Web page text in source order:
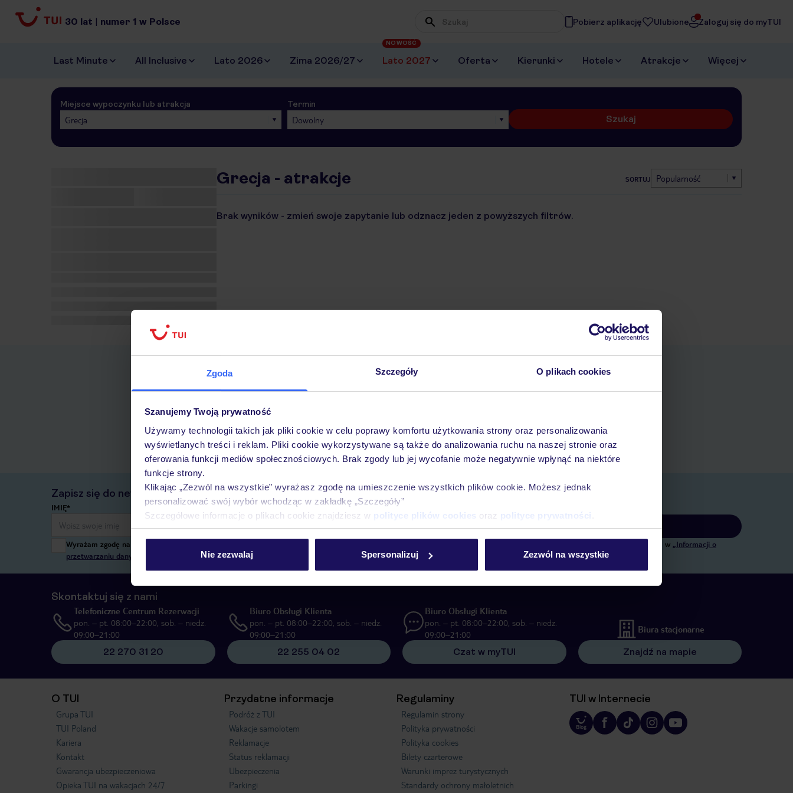
Zgoda Szczegóły O plikach cookies
Szanujemy Twoją prywatność
Używamy technologii takich jak pliki cookie w celu poprawy komfortu użytkowania strony oraz personalizowania
wyświetlanych treści i reklam. Pliki cookie wykorzystywane są także do analizowania ruchu na naszej stronie oraz
oferowania funkcji mediów społecznościowych. Brak zgody lub jej wycofanie może negatywnie wpłynąć na niektóre
funkcje strony.
Klikając „Zezwól na wszystkie” wyrażasz zgodę na umieszczenie wszystkich plików cookie. Możesz jednak
personalizować swój wybór wchodząc w zakładkę „Szczegóły”
Szczegółowe informacje o plikach cookie znajdziesz w polityce plików cookies oraz polityce prywatności
Nie zezwalaj Spersonalizuj Zezwól na wszystkie
30 lat | numer 1 w Polsce Pobierz aplikację Ulubione Zaloguj się do myTUI
Last Minute All Inclusive Lato 2026 Zima 2026/27 Lato 2027
NOWOŚĆ
Oferta Kierunki Hotele Atrakcje Więcej
Miejsce wypoczynku lub atrakcja
Grecja
Termin
Dowolny Szukaj
Grecja - atrakcje SORTUJ Popularność
Brak wyników - zmień swoje zapytanie lub odznacz jeden z powyższych filtrów.
Pobierz bezpłatną aplikację TUI
Szybkie wyszukiwanie i przeglądanie ofert
Kontakt z TUI i wszystkie informacje o Twojej rezerwacji w myTUI
Zapisz się do newslettera
IMIĘ* E-MAIL*
Zapisz się
Wyrażam zgodę na przetwarzanie danych osobowych przez TUI Poland Sp. z o.o. i TUI Poland Dystrybucja Sp. z o.o. w celach marketingowych, w zakresie oraz celu wskazanym w „Informacji o
przetwarzaniu danych osobowych”
, poprzez elektroniczną formę komunikacji (e-mail), także z użyciem tzw. automatycznych systemów wywołujących.
Skontaktuj się z nami
Telefoniczne Centrum Rezerwacji
pon. – pt. 08:00–22:00, sob. – niedz.
09:00–21:00
22 270 31 20
Biuro Obsługi Klienta
pon. – pt. 08:00–22:00, sob. – niedz.
09:00–21:00
22 255 04 02
Biuro Obsługi Klienta
pon. – pt. 08:00–22:00, sob. – niedz.
09:00–21:00
Czat w myTUI
Biura stacjonarne
Znajdź na mapie
O TUI
Grupa TUI
TUI Poland
Kariera
Kontakt
Gwarancja ubezpieczeniowa
Opieka TUI na wakacjach 24/7
Przydatne informacje
Podróż z TUI
Wakacje samolotem
Reklamacje
Status reklamacji
Ubezpieczenia
Parkingi
Regulaminy
Regulamin strony
Polityka prywatności
Polityka cookies
Bilety czarterowe
Warunki imprez turystycznych
Standardy ochrony małoletnich
TUI w Internecie